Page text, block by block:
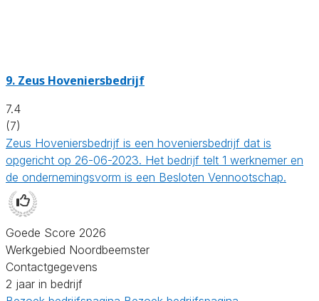
9. Zeus Hoveniersbedrijf
7.4
(7)
Zeus Hoveniersbedrijf is een hoveniersbedrijf dat is
opgericht op 26-06-2023. Het bedrijf telt 1 werknemer en
de ondernemingsvorm is een Besloten Vennootschap.
Goede Score 2026
Werkgebied Noordbeemster
Contactgegevens
2 jaar in bedrijf